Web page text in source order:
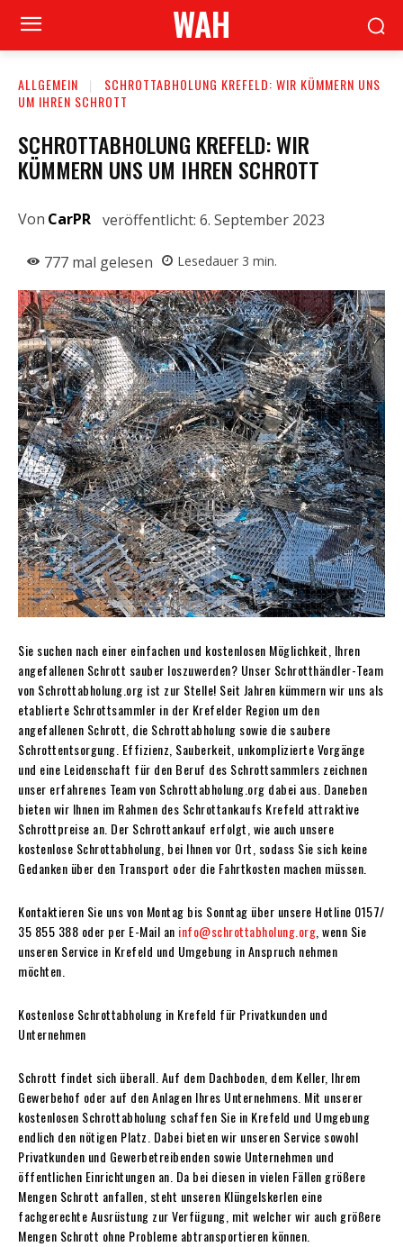
WAH
ALLGEMEIN
SCHROTTABHOLUNG KREFELD: WIR KÜMMERN UNS
UM IHREN SCHROTT
SCHROTTABHOLUNG KREFELD: WIR
KÜMMERN UNS UM IHREN SCHROTT
Von CarPR veröffentlicht: 6. September 2023
777 mal gelesen Lesedauer 3 min.
Sie suchen nach einer einfachen und kostenlosen Möglichkeit, Ihren
angefallenen Schrott sauber loszuwerden? Unser Schrotthändler-Team
von Schrottabholung.org ist zur Stelle! Seit Jahren kümmern wir uns als
etablierte Schrottsammler in der Krefelder Region um den
angefallenen Schrott, die Schrottabholung sowie die saubere
Schrottentsorgung. Effizienz, Sauberkeit, unkomplizierte Vorgänge
und eine Leidenschaft für den Beruf des Schrottsammlers zeichnen
unser erfahrenes Team von Schrottabholung.org dabei aus. Daneben
bieten wir Ihnen im Rahmen des Schrottankaufs Krefeld attraktive
Schrottpreise an. Der Schrottankauf erfolgt, wie auch unsere
kostenlose Schrottabholung, bei Ihnen vor Ort, sodass Sie sich keine
Gedanken über den Transport oder die Fahrtkosten machen müssen.
Kontaktieren Sie uns von Montag bis Sonntag über unsere Hotline 0157/
35 855 388 oder per E-Mail an info@schrottabholung.org, wenn Sie
unseren Service in Krefeld und Umgebung in Anspruch nehmen
möchten.
Kostenlose Schrottabholung in Krefeld für Privatkunden und
Unternehmen
Schrott findet sich überall. Auf dem Dachboden, dem Keller, Ihrem
Gewerbehof oder auf den Anlagen Ihres Unternehmens. Mit unserer
kostenlosen Schrottabholung schaffen Sie in Krefeld und Umgebung
endlich den nötigen Platz. Dabei bieten wir unseren Service sowohl
Privatkunden und Gewerbetreibenden sowie Unternehmen und
öffentlichen Einrichtungen an. Da bei diesen in vielen Fällen größere
Mengen Schrott anfallen, steht unseren Klüngelskerlen eine
fachgerechte Ausrüstung zur Verfügung, mit welcher wir auch größere
Mengen Schrott ohne Probleme abtransportieren können.